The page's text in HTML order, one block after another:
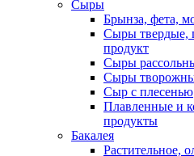
Сыры
Брынза, фета,
Сыры твердые,
продукт
Сыры
Сыры
Сыр с плесенью
Плавленные и
продукты
Бакалея
Растительное,